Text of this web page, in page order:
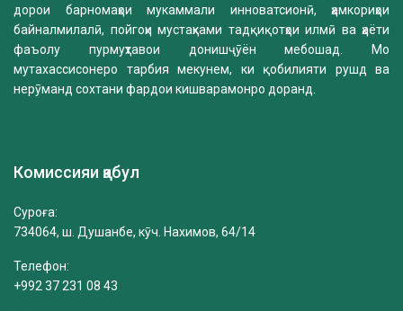
дорои барномаҳои мукаммали инноватсионӣ, ҳамкориҳои
байналмилалӣ, пойгоҳи мустаҳками тадқиқотҳои илмӣ ва ҳаёти
фаъолу пурмуҳтавои донишҷӯён мебошад. Мо
мутахассисонеро тарбия мекунем, ки қобилияти рушд ва
нерӯманд сохтани фардои кишварамонро доранд.
Комиссияи қабул
Суроға:
734064, ш. Душанбе, кӯч. Нахимов, 64/14
Телефон:
+992 37 231 08 43